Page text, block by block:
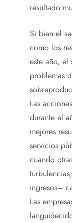
resultado
Si bien el
como los
este año, el
problemas
Las
durante el
mejores
servicios
cuando
ingresos–
Las